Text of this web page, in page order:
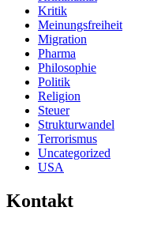
Kritik
Meinungsfreiheit
Migration
Pharma
Philosophie
Politik
Religion
Steuer
Strukturwandel
Terrorismus
Uncategorized
USA
Kontakt